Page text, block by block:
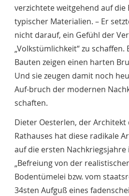
verzichtete weitgehend auf
typischer Materialien. – Er
nicht darauf, ein Gefühl der
„Volks­tümlichkeit“ zu
Bauten zeigen einen harten
Und sie zeugen damit noch
Auf-bruch der modernen
schaften.
Dieter Oesterlen, der Architekt
Rathauses hat diese radikale
auf die ersten Nachkriegsjahre
„Befreiung von der
Bodentümelei bzw. vom
34sten Aufguß eines